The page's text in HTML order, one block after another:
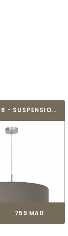
EGLO 31578 - SUSPENSION - PASTERI
Prix
759 MAD